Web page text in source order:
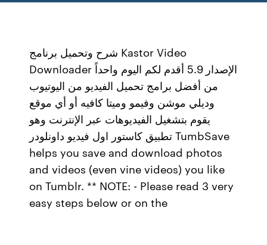
شرح وتحميل برنامج Kastor Video
Downloader الإصدار 5.9 أقدم لكم اليوم واحداً
من أفضل برامج تحميل الفيديو من اليوتيوب
وديلي موشن وفيمو وميتا كافيه أو أي موقع
يقوم بتشغيل الفيديوهات عبر الإنترنت وهو
تطبيق كاستور اول فيديو داونلودر TumbSave
helps you save and download photos
and videos (even vine videos) you like
on Tumblr. ** NOTE: - Please read 3 very
easy steps below or on the